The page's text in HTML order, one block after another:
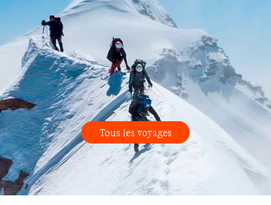
Tous les voyages